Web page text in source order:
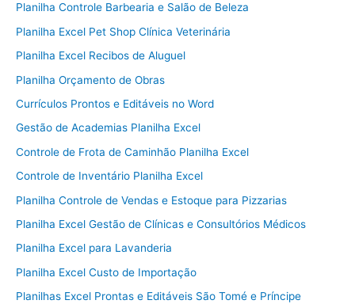
Planilha Controle Barbearia e Salão de Beleza
Planilha Excel Pet Shop Clínica Veterinária
Planilha Excel Recibos de Aluguel
Planilha Orçamento de Obras
Currículos Prontos e Editáveis no Word
Gestão de Academias Planilha Excel
Controle de Frota de Caminhão Planilha Excel
Controle de Inventário Planilha Excel
Planilha Controle de Vendas e Estoque para Pizzarias
Planilha Excel Gestão de Clínicas e Consultórios Médicos
Planilha Excel para Lavanderia
Planilha Excel Custo de Importação
Planilhas Excel Prontas e Editáveis São Tomé e Príncipe